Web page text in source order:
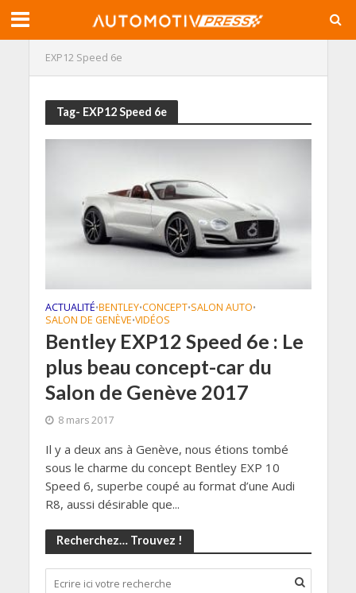
EXP12 Speed 6e
Tag- EXP12 Speed 6e
ACTUALITÉ•BENTLEY•CONCEPT•SALON AUTO•
SALON DE GENÈVE•VIDÉOS
Bentley EXP12 Speed 6e : Le
plus beau concept-car du
Salon de Genève 2017
8 mars 2017
Il y a deux ans à Genève, nous étions tombé
sous le charme du concept Bentley EXP 10
Speed 6, superbe coupé au format d’une Audi
R8, aussi désirable que...
Recherchez… Trouvez !